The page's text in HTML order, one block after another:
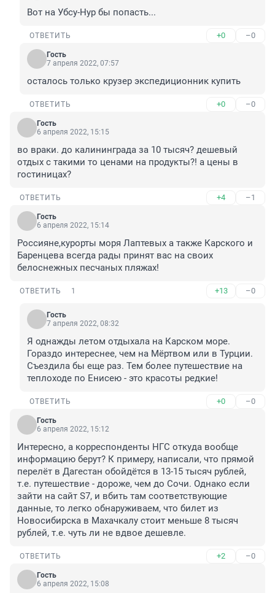
Вот на Убсу-Нур бы попасть...
ОТВЕТИТЬ +0 –0
Гость
7 апреля 2022, 07:57
осталось только крузер экспедиционник купить
ОТВЕТИТЬ +0 –0
Гость
6 апреля 2022, 15:15
во враки. до калининграда за 10 тысяч? дешевый
отдых с такими то ценами на продукты?! а цены в
гостиницах?
ОТВЕТИТЬ +4 –1
Гость
6 апреля 2022, 15:14
Россияне,курорты моря Лаптевых а также Карского и
Баренцева всегда рады принят вас на своих
белоснежных песчаных пляжах!
ОТВЕТИТЬ 1 +13 –0
Гость
7 апреля 2022, 08:32
Я однажды летом отдыхала на Карском море.
Гораздо интереснее, чем на Мёртвом или в Турции.
Съездила бы еще раз. Тем более путешествие на
теплоходе по Енисею - это красоты редкие!
ОТВЕТИТЬ +0 –0
Гость
6 апреля 2022, 15:12
Интересно, а корреспонденты НГС откуда вообще
информацию берут? К примеру, написали, что прямой
перелёт в Дагестан обойдётся в 13-15 тысяч рублей,
т.е. путешествие - дороже, чем до Сочи. Однако если
зайти на сайт S7, и вбить там соответствующие
данные, то легко обнаруживаем, что билет из
Новосибирска в Махачкалу стоит меньше 8 тысяч
рублей, т.е. чуть ли не вдвое дешевле.
ОТВЕТИТЬ +2 –0
Гость
6 апреля 2022, 15:08